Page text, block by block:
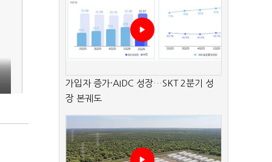
가입자 증가·AIDC 성장…SKT 2분기 성
장 본궤도